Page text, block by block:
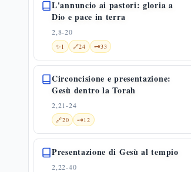
L'annuncio ai pastori: gloria a
Dio e pace in terra
2,8-20
✨1 🔗24 🗝️33
Circoncisione e presentazione:
Gesù dentro la Torah
2,21-24
🔗20 🗝️12
Presentazione di Gesù al tempio
2,22-40